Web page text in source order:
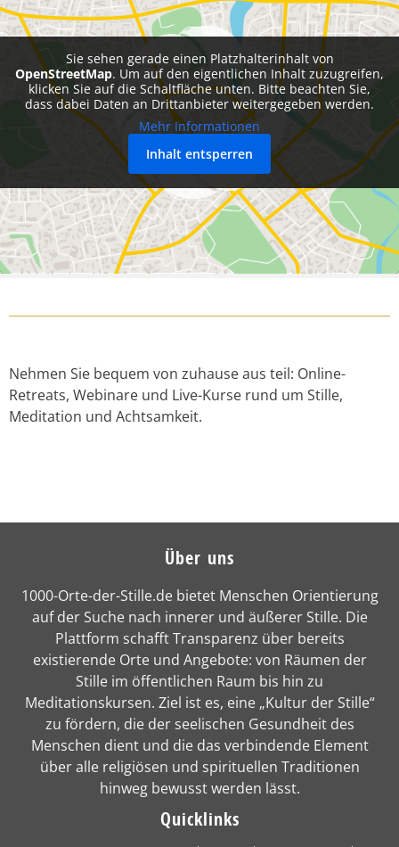
Sie sehen gerade einen Platzhalterinhalt von
OpenStreetMap. Um auf den eigentlichen Inhalt zuzugreifen,
klicken Sie auf die Schaltfläche unten. Bitte beachten Sie,
dass dabei Daten an Drittanbieter weitergegeben werden.
Mehr Informationen
Inhalt entsperren
Nehmen Sie bequem von zuhause aus teil: Online-
Retreats, Webinare und Live-Kurse rund um Stille,
Meditation und Achtsamkeit.
Über uns
1000-Orte-der-Stille.de bietet Menschen Orientierung
auf der Suche nach innerer und äußerer Stille. Die
Plattform schafft Transparenz über bereits
existierende Orte und Angebote: von Räumen der
Stille im öffentlichen Raum bis hin zu
Meditationskursen. Ziel ist es, eine „Kultur der Stille“
zu fördern, die der seelischen Gesundheit des
Menschen dient und die das verbindende Element
über alle religiösen und spirituellen Traditionen
hinweg bewusst werden lässt.
Quicklinks